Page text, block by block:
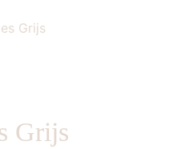
Grijs
Grijs